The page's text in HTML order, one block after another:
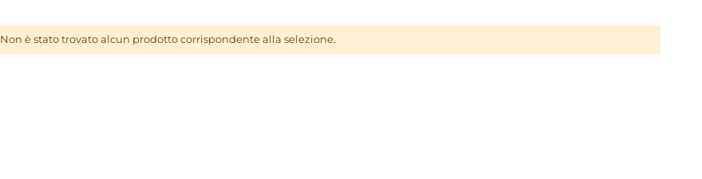
Non è stato trovato alcun prodotto corrispondente alla selezione.